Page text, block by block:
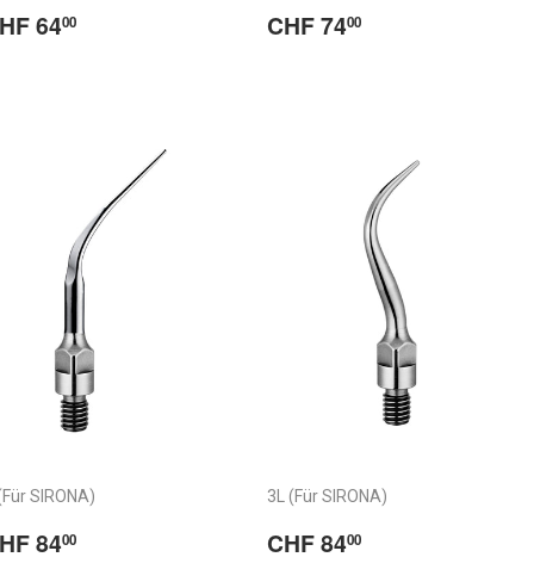
6400 Normaler
Preis
CHF 7400
SIRONA)
8400
3L (Für SIRONA)
Normaler
Preis
CHF 8400